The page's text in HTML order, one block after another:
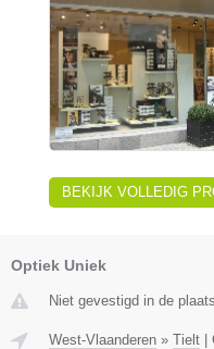
BEKIJK VOLLEDIG
Optiek Uniek
Niet gevestigd in de
West-Vlaanderen » Tielt